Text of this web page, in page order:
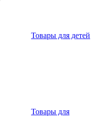
Товары для детей
Товары для